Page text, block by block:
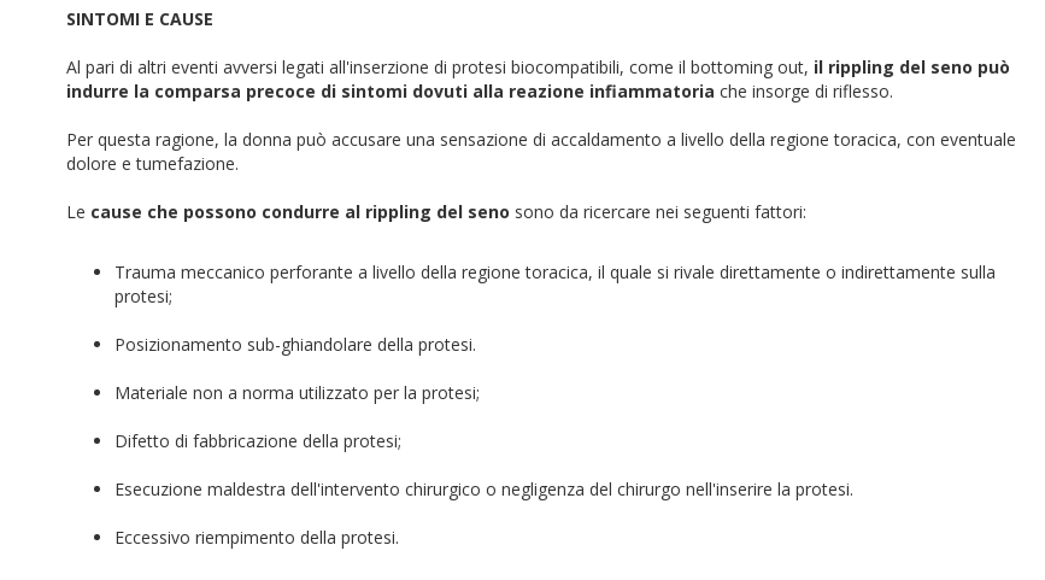
SINTOMI E CAUSE
Al pari di altri eventi avversi legati all'inserzione di protesi biocompatibili, come il bottoming out, il rippling del seno può
indurre la comparsa precoce di sintomi dovuti alla reazione infiammatoria che insorge di riflesso.
Per questa ragione, la donna può accusare una sensazione di accaldamento a livello della regione toracica, con eventuale
dolore e tumefazione.
Le cause che possono condurre al rippling del seno sono da ricercare nei seguenti fattori:
Trauma meccanico perforante a livello della regione toracica, il quale si rivale direttamente o indirettamente sulla
protesi;
Posizionamento sub-ghiandolare della protesi.
Materiale non a norma utilizzato per la protesi;
Difetto di fabbricazione della protesi;
Esecuzione maldestra dell'intervento chirurgico o negligenza del chirurgo nell'inserire la protesi.
Eccessivo riempimento della protesi.